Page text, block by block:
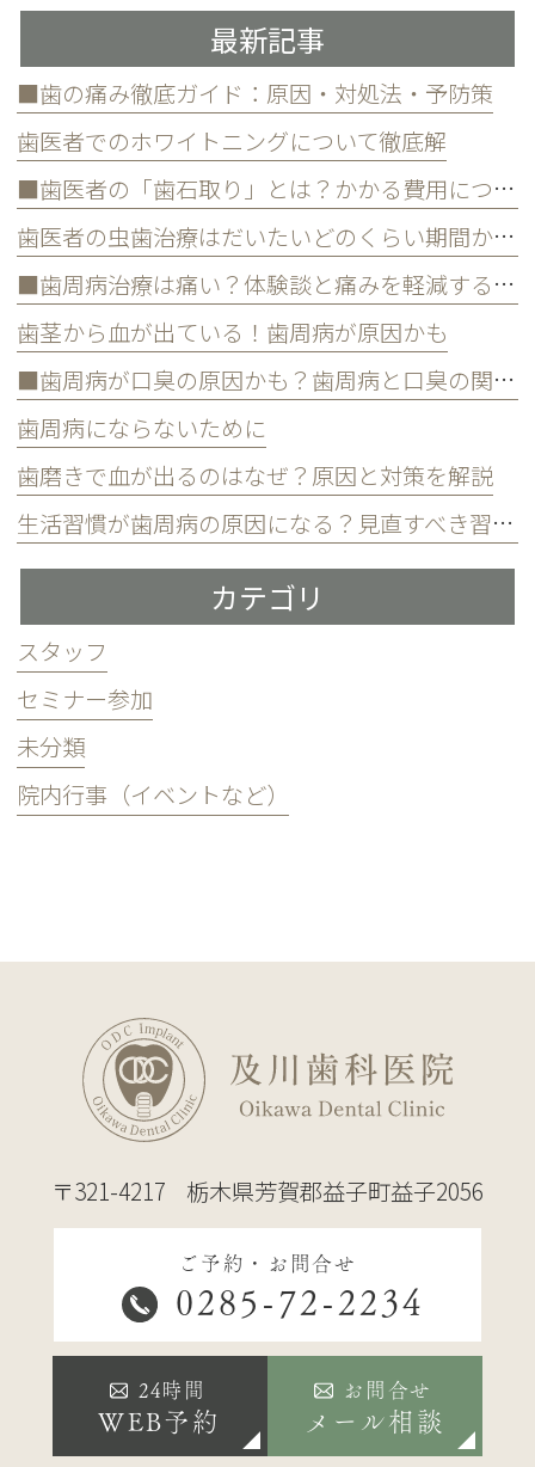
最新記事
■歯の痛み徹底ガイド：原因・対処法・予防策
歯医者でのホワイトニングについて徹底解
■歯医者の「歯石取り」とは？かかる費用について
歯医者の虫歯治療はだいたいどのくらい期間かかる？
■歯周病治療は痛い？体験談と痛みを軽減する方法
歯茎から血が出ている！歯周病が原因かも
■歯周病が口臭の原因かも？歯周病と口臭の関係について
歯周病にならないために
歯磨きで血が出るのはなぜ？原因と対策を解説
生活習慣が歯周病の原因になる？見直すべき習慣とは？
カテゴリ
スタッフ
セミナー参加
未分類
院内行事（イベントなど）
〒321-4217 栃木県芳賀郡益子町益子2056
ご予約・お問合せ
0285-72-2234
24時間
WEB予約
お問合せ
メール相談